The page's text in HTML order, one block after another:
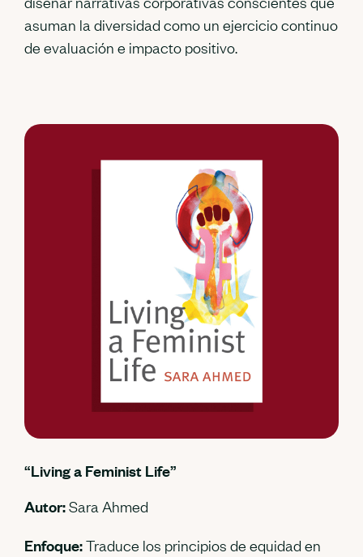
asuman la diversidad como un ejercicio continuo
de evaluación e impacto positivo.
“Living a Feminist Life”
Autor:Sara Ahmed
Enfoque:Traduce los principios de equidad en